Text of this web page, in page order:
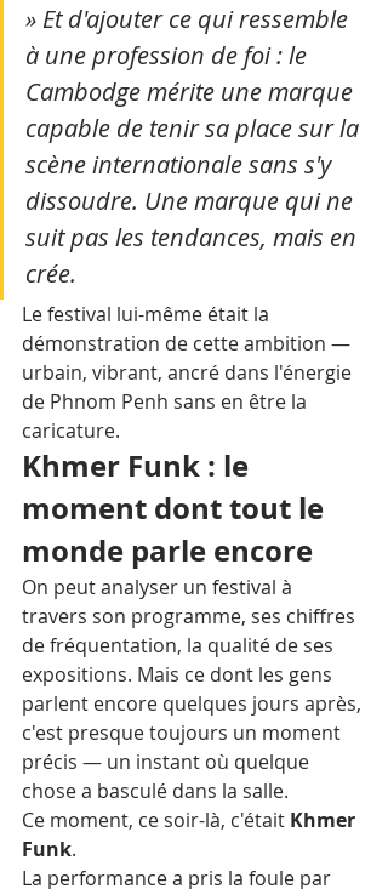
» Et d'ajouter ce qui ressemble
à une profession de foi : le
Cambodge mérite une marque
capable de tenir sa place sur la
scène internationale sans s'y
dissoudre. Une marque qui ne
suit pas les tendances, mais en
crée.
Le festival lui-même était la
démonstration de cette ambition —
urbain, vibrant, ancré dans l'énergie
de Phnom Penh sans en être la
caricature.
Khmer Funk : le
moment dont tout le
monde parle encore
On peut analyser un festival à
travers son programme, ses chiffres
de fréquentation, la qualité de ses
expositions. Mais ce dont les gens
parlent encore quelques jours après,
c'est presque toujours un moment
précis — un instant où quelque
chose a basculé dans la salle.
Ce moment, ce soir-là, c'était Khmer
Funk.
La performance a pris la foule par